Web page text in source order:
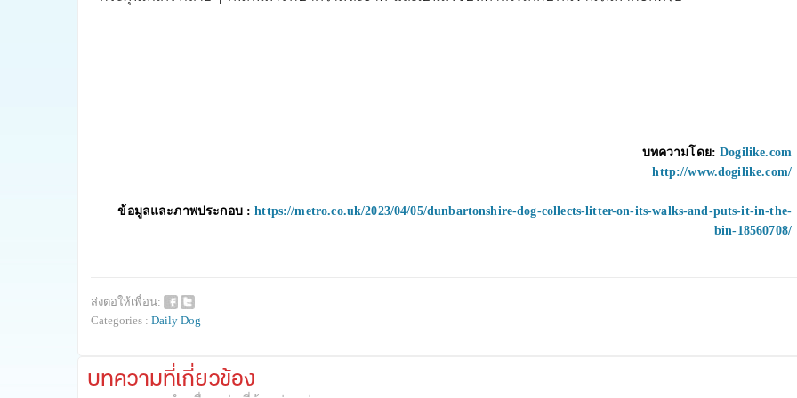
บทความโดย:Dogilike.com
http://www.dogilike.com/
ข้อมูลและภาพประกอบ :https://metro.co.uk/2023/04/05/dunbartonshire-dog-collects-litter-on-its-walks-and-puts-it-in-the-
bin-18560708/
ส่งต่อให้เพื่อน:
Categories : Daily Dog
บทความที่เกี่ยวข้อง